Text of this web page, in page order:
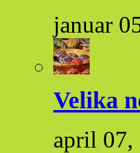
januar
Velika
april 07,